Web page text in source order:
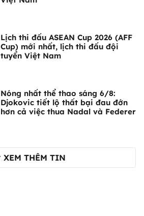
Lịch thi đấu ASEAN Cup 2026 (AFF
Cup) mới nhất, lịch thi đấu đội
tuyển Việt Nam
Nóng nhất thể thao sáng 6/8:
Djokovic tiết lộ thất bại đau đớn
hơn cả việc thua Nadal và Federer
XEM THÊM TIN